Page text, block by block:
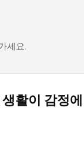
세요.
활이 감정에